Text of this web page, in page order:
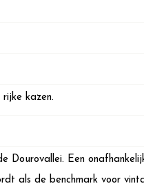
rijke kazen.
Dourovallei. Een
als de benchmark voor